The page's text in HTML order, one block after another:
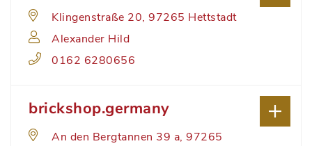
Klingenstraße 20, 97265 Hettstadt
Alexander Hild
0162 6280656
brickshop.germany
An den Bergtannen 39 a, 97265